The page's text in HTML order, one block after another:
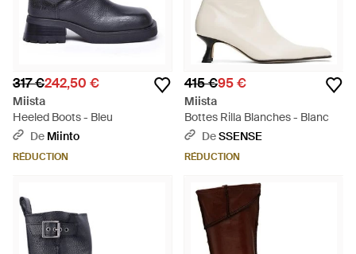
317 €242,50 €
Miista
Heeled Boots - Bleu
De Miinto
RÉDUCTION
415 €95 €
Miista
Bottes Rilla Blanches - Blanc
DeSSENSE
RÉDUCTION